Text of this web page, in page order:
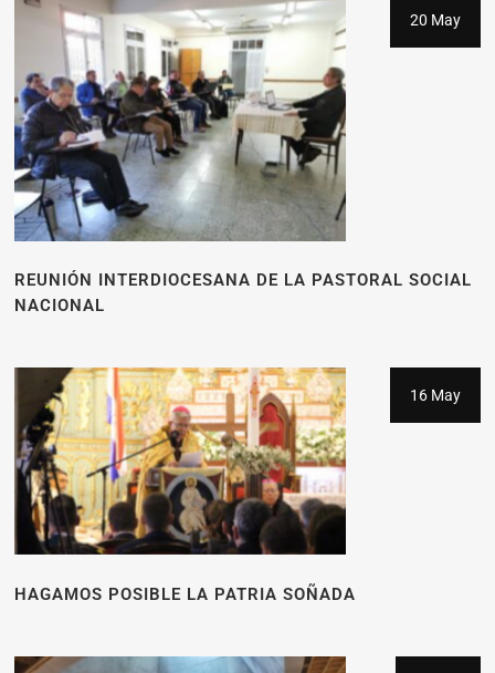
20 May
REUNIÓN INTERDIOCESANA DE LA PASTORAL SOCIAL
NACIONAL
16 May
HAGAMOS POSIBLE LA PATRIA SOÑADA